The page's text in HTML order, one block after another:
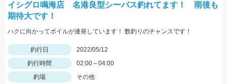
イシグロ鳴海店 名港良型シーバス釣れてます！ 雨後も
期待大です！
ハクに向かってボイルが連発しています！ 数釣りのチャンスです！
釣行日
2022/05/12
釣行時間
02:00～04:00
釣場
その他